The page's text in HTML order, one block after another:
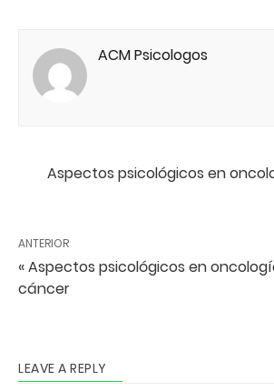
ACM Psicologos
Aspectos psicológicos en
ANTERIOR
« Aspectos psicológicos en
cáncer
LEAVE A REPLY